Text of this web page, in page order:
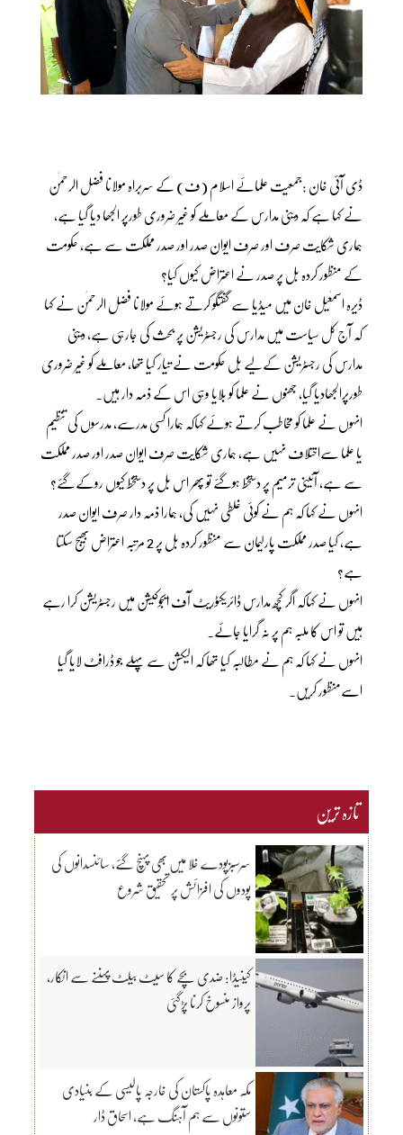
ڈی آئی خان :جمعیت علمائے اسلام (ف) کے سربراہ مولانا فضل الرحمٰن
نے کہا ہے کہ دینی مدارس کے معاملے کو غیر ضروری طورپر الجھا دیا گیا ہے،
ہماری شکایت صرف اور صرف ایوان صدر اور صدر مملکت سے ہے، حکومت
کے منظور کردہ بل پر صدر نے اعتراض کیوں کیا؟
ڈیرہ اسمٰعیل خان میں میڈیا سے گفتگو کرتے ہوئے مولانا فضل الرحمٰن نے کہا
کہ آج کل سیاست میں مدارس کی رجسٹریشن پر بحث کی جارہی ہے، دینی
مدارس کی رجسٹریشن کےلیے بل حکومت نے تیار کیا تھا، معاملے کو غیر ضروری
طورپرالجھادیا گیا، جھنوں نے علما کو بلایا وہی اس کے ذمہ دار ہیں۔
انہوں نے علما کو مخاطب کرتے ہوئے کہاکہ ہمارا کسی مدرسے، مدرسوں کی تنظیم
یا علما سےاختلاف نہیں ہے، ہماری شکایت صرف ایوان صدر اور صدر مملکت
سے ہے، آئینی ترمیم پر دستخط ہوگئے تو پھر اس بل پر دستخط کیوں روکےگئے؟
انہوں نے کہا کہ ہم نے کوئی غلطی نہیں کی، ہمارا ذمہ دار صرف ایوان صدر
ہے، کیا صدر مملکت پارلیمان سے منظور کردہ بل پر 2 مرتبہ اعتراض بھیج سکتا
ہے؟
انہوں نے کہاکہ اگر کچھ مدارس ڈائریکٹوریٹ آف ایجوکیشن میں رجسٹریشن کرا رہے
ہیں تو اس کا ملبہ ہم پر نہ گرایا جائے۔
انہوں نے کہا کہ ہم نے مطالبہ کیا تھا کہ الیکشن سے پہلے جو ڈرافٹ لایا گیا
اسےمنظور کریں۔
تازہ ترین
سرسبزپودے خلا میں بھی پہنچ گئے، سائنسدانوں کی
پودوں کی افزائش پر تحقیق شروع
کینیڈا: ضدی بچے کا سیٹ بیلٹ پہننے سے انکار،
پرواز منسوخ کرنا پڑگئی
مکہ معاہدہ پاکستان کی خارجہ پالیسی کے بنیادی
ستونوں سے ہم آہنگ ہے، اسحاق ڈار